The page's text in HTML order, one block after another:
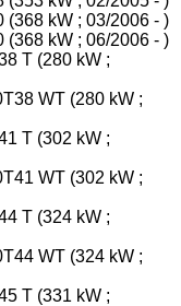
(368 kW ; 03/2006 - )
(368 kW ; 06/2006 - )
T (280 kW ;
WT (280 kW ;
T (302 kW ;
WT (302 kW ;
T (324 kW ;
WT (324 kW ;
T (331 kW ;